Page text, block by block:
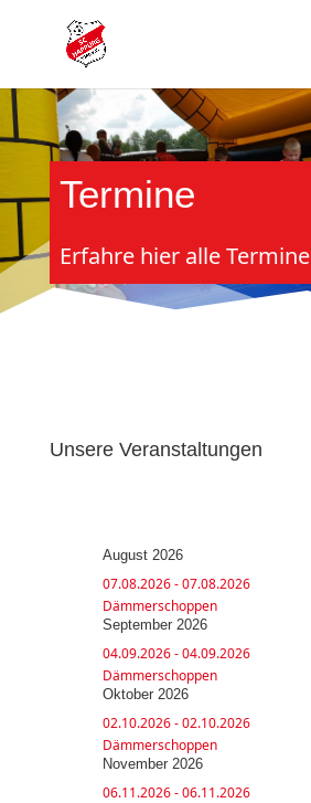
Termine
Erfahre hier alle
Unsere Veranstaltungen
August 2026
07.08.2026 - 07.08.2026
Dämmerschoppen
September 2026
04.09.2026 - 04.09.2026
Dämmerschoppen
Oktober 2026
02.10.2026 - 02.10.2026
Dämmerschoppen
November 2026
06.11.2026 - 06.11.2026